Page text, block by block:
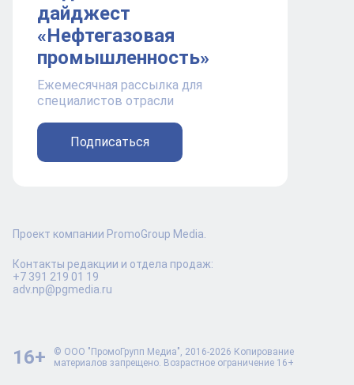
дайджест
«Нефтегазовая
промышленность»
Ежемесячная рассылка для
специалистов отрасли
Подписаться
Проект компании PromoGroup Media.
Контакты редакции и отдела продаж:
+7 391 219 01 19
adv.np@pgmedia.ru
© ООО "ПромоГрупп Медиа", 2016-2026 Копирование
материалов запрещено. Возрастное ограничение 16+
16+